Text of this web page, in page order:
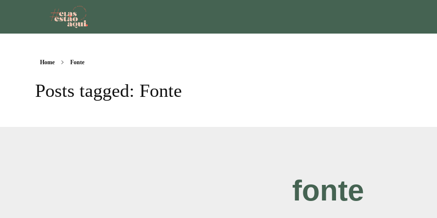
Home Fonte
Posts tagged: Fonte
fonte